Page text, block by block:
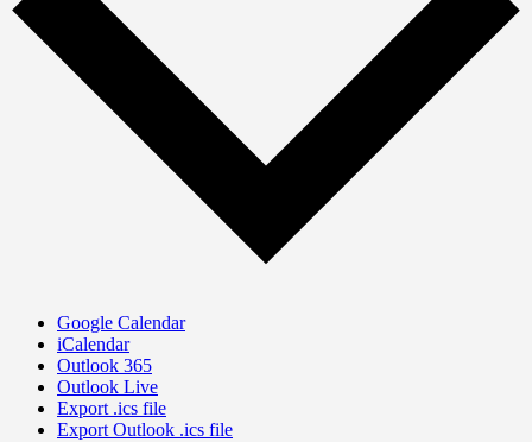
Google Calendar
iCalendar
Outlook 365
Outlook Live
Export .ics file
Export Outlook .ics file